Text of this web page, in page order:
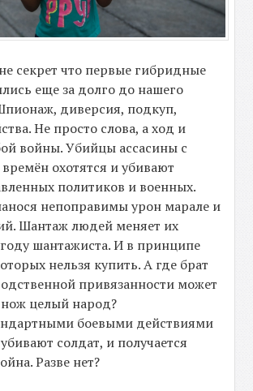
секрет что первые гибридные
еще за долго до нашего
диверсия, подкуп,
Не просто слова, а ход и
войны. Убийцы ассасины с
охотятся и убивают
политиков и военных.
непоправимы урон марале и
Шантаж людей меняет их
шантажиста. И в принципе
нельзя купить. А где брат
привязанности может
целый народ?
боевыми действиями
солдат, и получается
Разве нет?